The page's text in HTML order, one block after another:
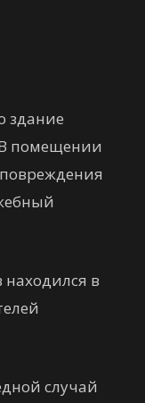
здание
помещении
в
случай